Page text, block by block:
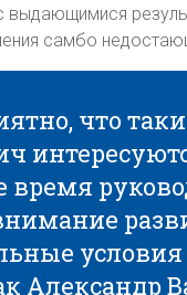
выдающимися
самбо
что
время
Александр